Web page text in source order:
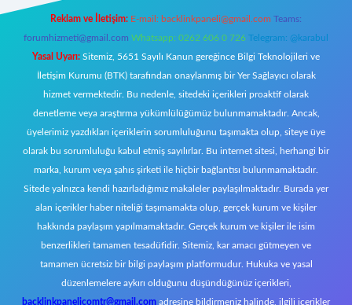
Reklam ve İletişim: E-mail: backlinkpaneli@gmail.com Teams:
forumhizmeti@gmail.com Whatsapp: 0262 606 0 726 Telegram: @karabul
Yasal Uyarı: Sitemiz, 5651 Sayılı Kanun gereğince Bilgi Teknolojileri ve
İletişim Kurumu (BTK) tarafından onaylanmış bir Yer Sağlayıcı olarak
hizmet vermektedir. Bu nedenle, sitedeki içerikleri proaktif olarak
denetleme veya araştırma yükümlülüğümüz bulunmamaktadır. Ancak,
üyelerimiz yazdıkları içeriklerin sorumluluğunu taşımakta olup, siteye üye
olarak bu sorumluluğu kabul etmiş sayılırlar. Bu internet sitesi, herhangi bir
marka, kurum veya şahıs şirketi ile hiçbir bağlantısı bulunmamaktadır.
Sitede yalnızca kendi hazırladığımız makaleler paylaşılmaktadır. Burada yer
alan içerikler haber niteliği taşımamakta olup, gerçek kurum ve kişiler
hakkında paylaşım yapılmamaktadır. Gerçek kurum ve kişiler ile isim
benzerlikleri tamamen tesadüfidir. Sitemiz, kar amacı gütmeyen ve
tamamen ücretsiz bir bilgi paylaşım platformudur. Hukuka ve yasal
düzenlemelere aykırı olduğunu düşündüğünüz içerikleri,
backlinkpanelicomtr@gmail.com adresine bildirmeniz halinde, ilgili içerikler